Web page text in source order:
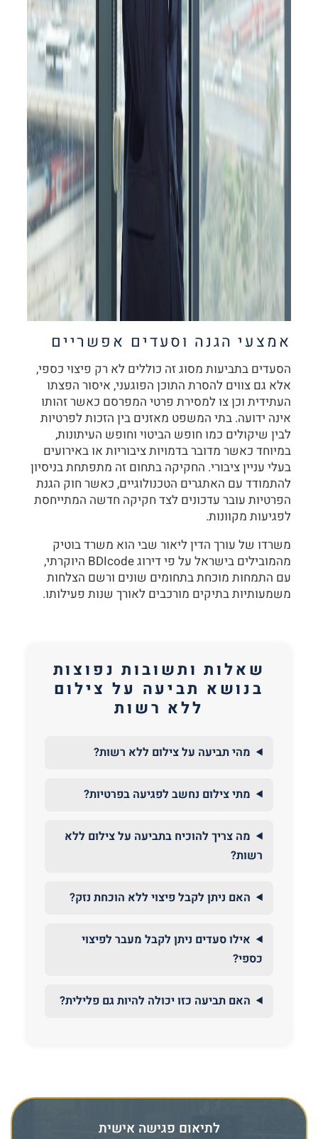
אמצעי הגנה וסעדים אפשריים
הסעדים בתביעות מסוג זה כוללים לא רק פיצוי כספי,
אלא גם צווים להסרת התוכן הפוגעני, איסור הפצתו
העתידית וכן צו למסירת פרטי המפרסם כאשר זהותו
אינה ידועה. בתי המשפט מאזנים בין הזכות לפרטיות
לבין שיקולים כמו חופש הביטוי וחופש העיתונות,
במיוחד כאשר מדובר בדמויות ציבוריות או באירועים
בעלי עניין ציבורי. החקיקה בתחום זה מתפתחת בניסיון
להתמודד עם האתגרים הטכנולוגיים, כאשר חוק הגנת
הפרטיות עובר עדכונים לצד חקיקה חדשה המתייחסת
לפגיעות מקוונות.
משרדו של עורך הדין ליאור שבי הוא משרד בוטיק
מהמובילים בישראל על פי דירוג BDIcode היוקרתי,
עם התמחות מוכחת בתחומים שונים ורשם הצלחות
משמעותיות בתיקים מורכבים לאורך שנות פעילותו.
שאלות ותשובות נפוצות
בנושא תביעה על צילום
ללא רשות
מהי תביעה על צילום ללא רשות?
מתי צילום נחשב לפגיעה בפרטיות?
מה צריך להוכיח בתביעה על צילום ללא
רשות?
האם ניתן לקבל פיצוי ללא הוכחת נזק?
אילו סעדים ניתן לקבל מעבר לפיצוי
כספי?
האם תביעה כזו יכולה להיות גם פלילית?
לתיאום פגישה אישית